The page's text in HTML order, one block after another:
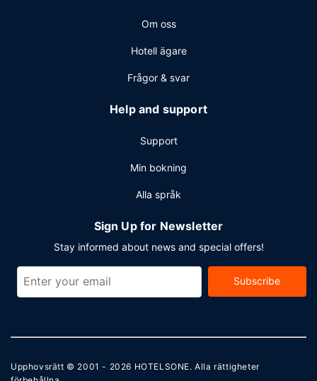
Om oss
Hotell ägare
Frågor & svar
Help and support
Support
Min bokning
Alla språk
Sign Up for Newsletter
Stay informed about news and special offers!
Subscribe
Upphovsrätt © 2001 - 2026 HOTELSONE. Alla rättigheter